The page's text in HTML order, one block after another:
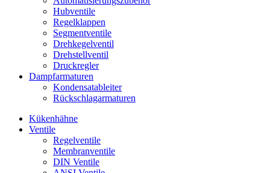
Hubventile
Regelklappen
Segmentventile
Drehkegelventil
Drehstellventil
Druckregler
Dampfarmaturen
Kondensatableiter
Rückschlagarmaturen
Kükenhähne
Ventile
Regelventile
Membranventile
DIN Ventile